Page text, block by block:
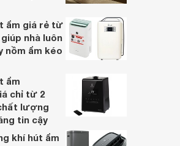
ẩm giá rẻ từ
nhà luôn
nồm ẩm kéo
ẩm
chỉ từ 2
lượng
tin cậy
khí hút ẩm